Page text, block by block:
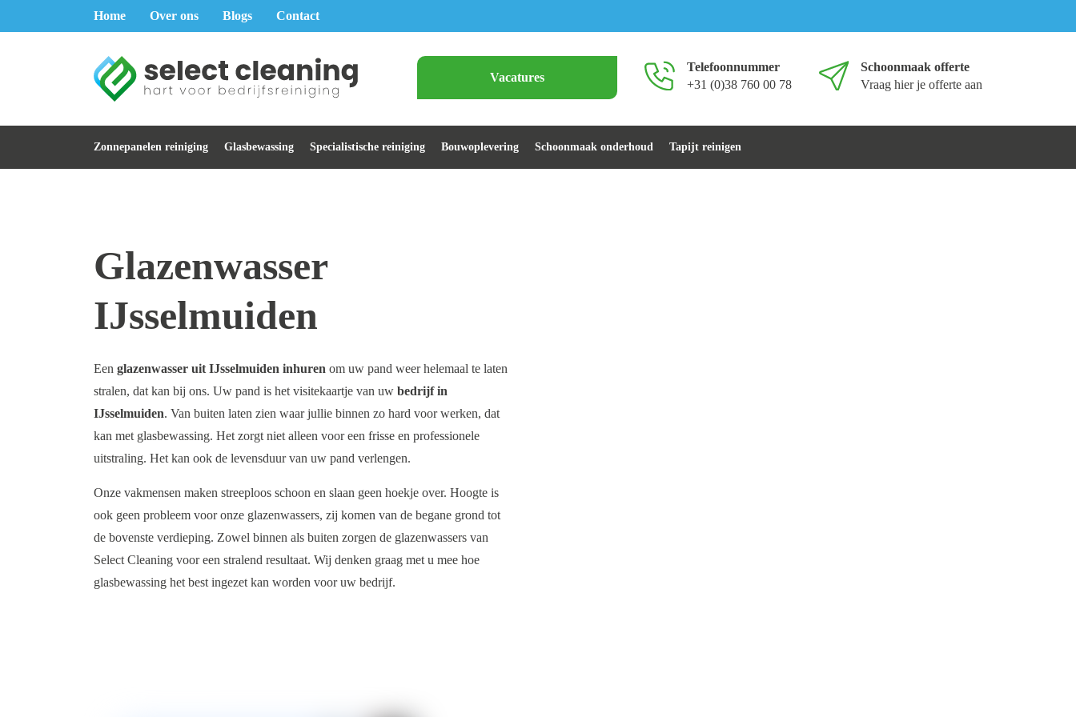
Home Over ons Blogs Contact
Vacatures
Telefoonnummer
+31 (0)38 760 00 78
Schoonmaak offerte
Vraag hier je offerte aan
Zonnepanelen reiniging Glasbewassing Specialistische reiniging Bouwoplevering Schoonmaak onderhoud Tapijt reinigen
Glazenwasser
IJsselmuiden
Een glazenwasser uit IJsselmuiden inhuren om uw pand weer helemaal te laten
stralen, dat kan bij ons. Uw pand is het visitekaartje van uw bedrijf in
IJsselmuiden. Van buiten laten zien waar jullie binnen zo hard voor werken, dat
kan met glasbewassing. Het zorgt niet alleen voor een frisse en professionele
uitstraling. Het kan ook de levensduur van uw pand verlengen.
Onze vakmensen maken streeploos schoon en slaan geen hoekje over. Hoogte is
ook geen probleem voor onze glazenwassers, zij komen van de begane grond tot
de bovenste verdieping. Zowel binnen als buiten zorgen de glazenwassers van
Select Cleaning voor een stralend resultaat. Wij denken graag met u mee hoe
glasbewassing het best ingezet kan worden voor uw bedrijf.